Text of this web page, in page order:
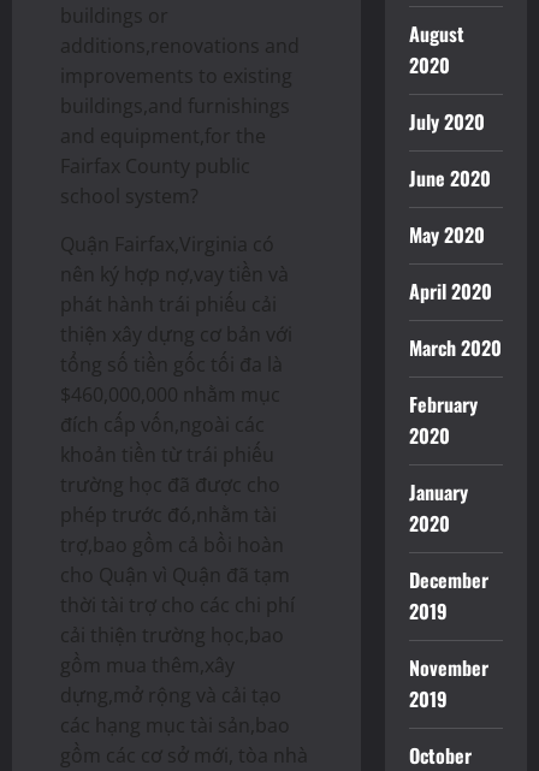
buildings or
additions,renovations and
improvements to existing
buildings,and furnishings
and equipment,for the
Fairfax County public
school system?
Quận Fairfax,Virginia có
nên ký hợp nợ,vay tiền và
phát hành trái phiếu cải
thiện xây dựng cơ bản với
tổng số tiền gốc tối đa là
$460,000,000 nhằm mục
đích cấp vốn,ngoài các
khoản tiền từ trái phiếu
trường học đã được cho
phép trước đó,nhằm tài
trợ,bao gồm cả bồi hoàn
cho Quận vì Quận đã tạm
thời tài trợ cho các chi phí
cải thiện trường học,bao
gồm mua thêm,xây
dựng,mở rộng và cải tạo
các hạng mục tài sản,bao
gồm các cơ sở mới, tòa nhà
August
2020
July 2020
June 2020
May 2020
April 2020
March 2020
February
2020
January
2020
December
2019
November
2019
October